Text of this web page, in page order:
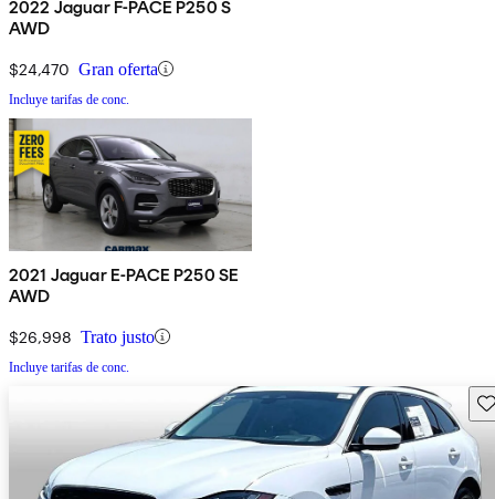
2022 Jaguar F-PACE P250 S
AWD
$24,470 Gran oferta
Incluye tarifas de conc.
2021 Jaguar E-PACE P250 SE
AWD
$26,998 Trato justo
Incluye tarifas de conc.